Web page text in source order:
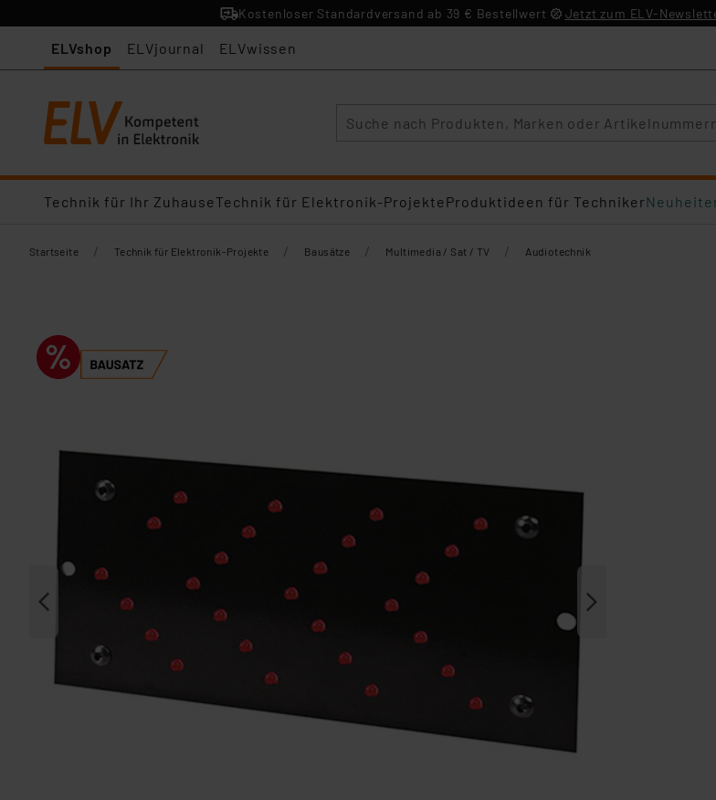
Kostenloser Standardversand ab 39 € Bestellwert Jetzt zum ELV-
ELVshop ELVjournal ELVwissen
Technik für Ihr ZuhauseTechnik für Elektronik-ProjekteProduktideen für Techniker
Startseite / Technik für Elektronik-Projekte / Bausätze / Multimedia / Sat / TV / Audiotechnik